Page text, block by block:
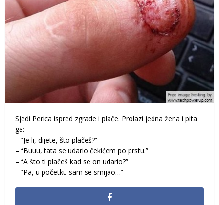
Sjedi Perica ispred zgrade i plače. Prolazi jedna žena i pita
ga:
– “Je li, dijete, što plačeš?”
– “Buuu, tata se udario čekićem po prstu.”
– “A što ti plačeš kad se on udario?”
– “Pa, u početku sam se smijao…”